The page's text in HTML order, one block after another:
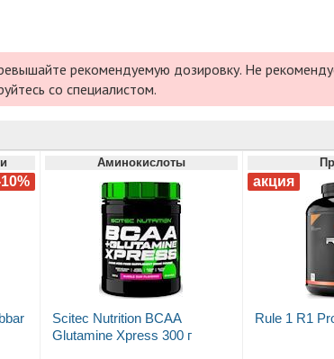
рекомендуемую дозировку. Не
со специалистом.
Аминокислоты
Scitec Nutrition BCAA
Glutamine Xpress 300 г
Rule 1 R1